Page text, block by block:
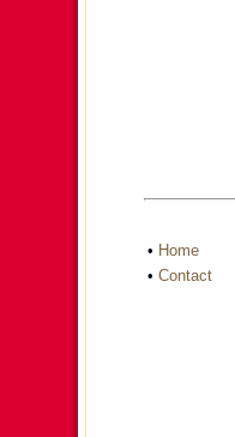
• Home
• Contact